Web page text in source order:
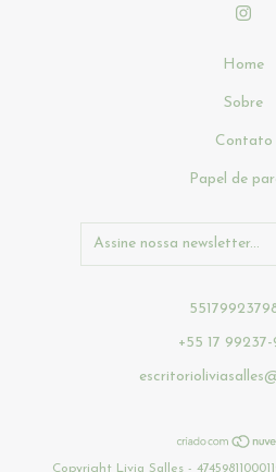
Home
Sobre
Contato
Papel de
+55 17
Copyright Livia Salles -